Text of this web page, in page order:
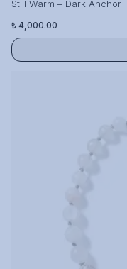
Still Warm – Dark Anchor
₺ 4,000.00